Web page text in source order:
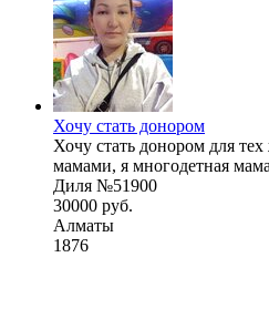
Хочу стать донором
Хочу стать донором для
мамами, я многодетная
Диля №51900
30000 руб.
Алматы
1876